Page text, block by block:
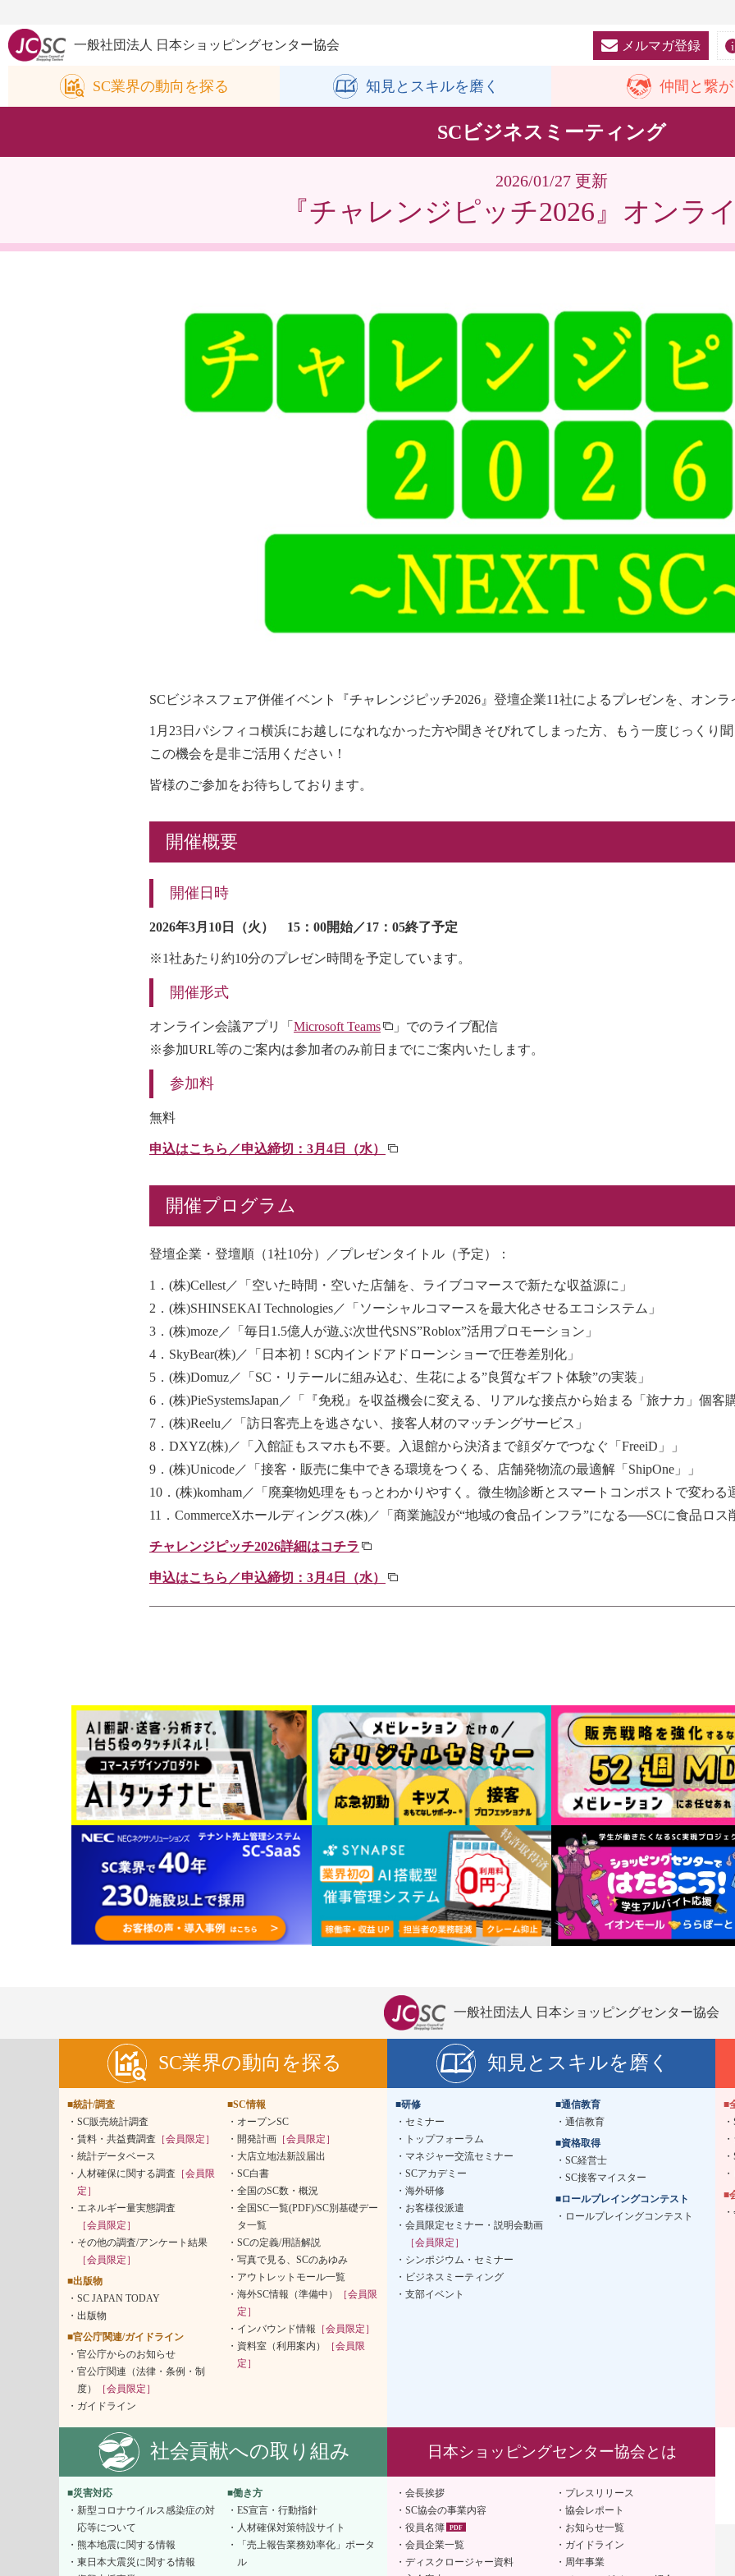
一般社団法人 日本ショッピングセンター協会 メルマガ登録
SC業界の動向を探る 知見と スキルを磨く 仲間と 繋
SCビジネスミーティング
2026/01/27 更新
『チャレンジピッチ2026』オンラ
SCビジネスフェア併催イベント『チャレンジピッチ2026』登壇企業11社によるプレゼンを、オンラ
1月23日パシフィコ横浜にお越しになれなかった方や聞きそびれてしまった方、もう一度じっくり
この機会を是非ご活用ください！
皆様のご参加をお待ちしております。
開催概要
開催日時
2026年3月10日（火） 15：00開始／17：05終了予定
※1社あたり約10分のプレゼン時間を予定しています。
開催形式
オンライン会議アプリ「 Microsoft Teams
」でのライブ配信
※参加URL等のご案内は参加者のみ前日までにご案内いたします。
参加料
無料
申込はこちら／申込締切：3月4日（水）
開催プログラム
登壇企業・登壇順（1社10分）／プレゼンタイトル（予定）：
1．(株)Cellest／「空いた時間・空いた店舗を、ライブコマースで新たな収益源に」
2．(株)SHINSEKAI Technologies／「ソーシャルコマースを最大化させるエコシステム」
3．(株)moze／「毎日1.5億人が遊ぶ次世代SNS”Roblox”活用プロモーション」
4．SkyBear(株)／「日本初！SC内インドアドローンショーで圧巻差別化」
5．(株)Domuz／「SC・リテールに組み込む、生花による”良質なギフト体験”の実装」
6．(株)PieSystemsJapan／「『免税』を収益機会に変える、リアルな接点から始まる「旅ナカ」個客
7．(株)Reelu／「訪日客売上を逃さない、接客人材のマッチングサービス」
8．DXYZ(株)／「入館証もスマホも不要。入退館から決済まで顔ダケでつなぐ「FreeiD」」
9．(株)Unicode／「接客・販売に集中できる環境をつくる、店舗発物流の最適解「ShipOne」」
10．(株)komham／「廃棄物処理をもっとわかりやすく。​微生物診断とスマートコンポストで変わる
11．CommerceXホールディングス(株)／「商業施設が“地域の食品インフラ”になる──SCに食品ロス
チャレンジピッチ2026詳細はコチラ
申込はこちら／申込締切：3月4日（水）
一般社団法人 日本ショッピングセンター協会
SC業界の動向を探る
■統計/調査
SC販売統計調査
賃料・共益費調査 ［会員限定］
統計データベース
人材確保に関する調査 ［会員限
定］
エネルギー量実態調査
［会員限定］
その他の調査/アンケート結果
［会員限定］
■出版物
SC JAPAN TODAY
出版物
■官公庁関連/ガイドライン
官公庁からのお知らせ
官公庁関連（法律・条例・制
度）
［会員限定］
ガイドライン
■SC情報
オープンSC
開発計画 ［会員限定］
大店立地法新設届出
SC白書
全国のSC数・概況
全国SC一覧(PDF)/SC別基礎デー
タ一覧
SCの定義/用語解説
写真で見る、SCのあゆみ
アウトレットモール一覧
海外SC情報（準備中）
［会員限
定］
インバウンド情報 ［会員限定］
資料室（利用案内）
［会員限
定］
知見とスキルを磨く
■研修
セミナー
トップフォーラム
マネジャー交流セミナー
SCアカデミー
海外研修
お客様役派遣
会員限定セミナー・説明会動画
［会員限定］
シンポジウム・セミナー
ビジネスミーティング
支部イベント
■通信教育
通信教育
■資格取得
SC経営士
SC接客マイスター
■ロールプレイングコンテスト
ロールプレイングコンテスト
■
■
社会貢献への取り組み
■災害対応
新型コロナウイルス感染症の対
応等について
熊本地震に関する情報
東日本大震災に関する情報
■働き方
ES宣言・行動指針
人材確保対策特設サイト
「売上報告業務効率化」ポータ
ル
日本ショッピングセンター協会とは
会長挨拶
SC協会の事業内容
役員名簿
会員企業一覧
ディスクロージャー資料
プレスリリース
協会レポート
お知らせ一覧
ガイドライン
周年事業